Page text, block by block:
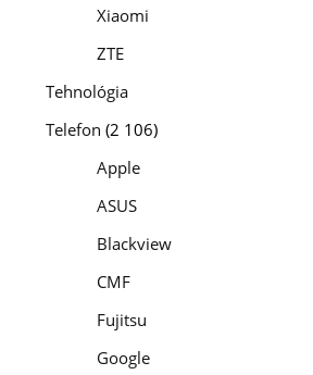
Xiaomi
ZTE
Tehnológia
Telefon (2 106)
Apple
ASUS
Blackview
CMF
Fujitsu
Google